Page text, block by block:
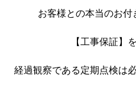
お客様との本当のお付
【工事保証】
経過観察である定期点検は